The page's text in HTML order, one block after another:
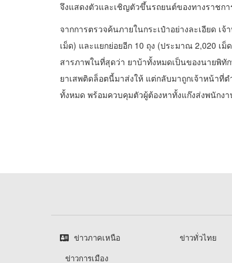
จึงแสดงตัวและเชิญตัวขึ้นรถยนต์ของทางราชกา
จากการตรวจค้นภายในกระเป๋าอย่างละเอียด
เม็ด) และแยกย่อยอีก 10 ถุง (ประมาณ 2,020 เ
สารภาพในที่สุดว่า ยาบ้าทั้งหมดเป็นของนายพิทั
ยาเสพติดล็อตนี้มาส่งให้ แต่กลับมาถูกเจ้าหน้าที่
ทั้งหมด พร้อมควบคุมตัวผู้ต้องหาทั้งแก๊งส่งพนักง
ข่าวภาคเหนือ ข่าวทั่วไทย
ข่าวการเมือง